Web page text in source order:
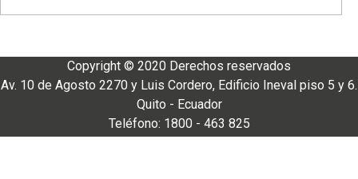
Copyright © 2020 Derechos reservados
Av. 10 de Agosto 2270 y Luis Cordero, Edificio Ineval piso 5 y 6.
Quito - Ecuador
Teléfono: 1800 - 463 825